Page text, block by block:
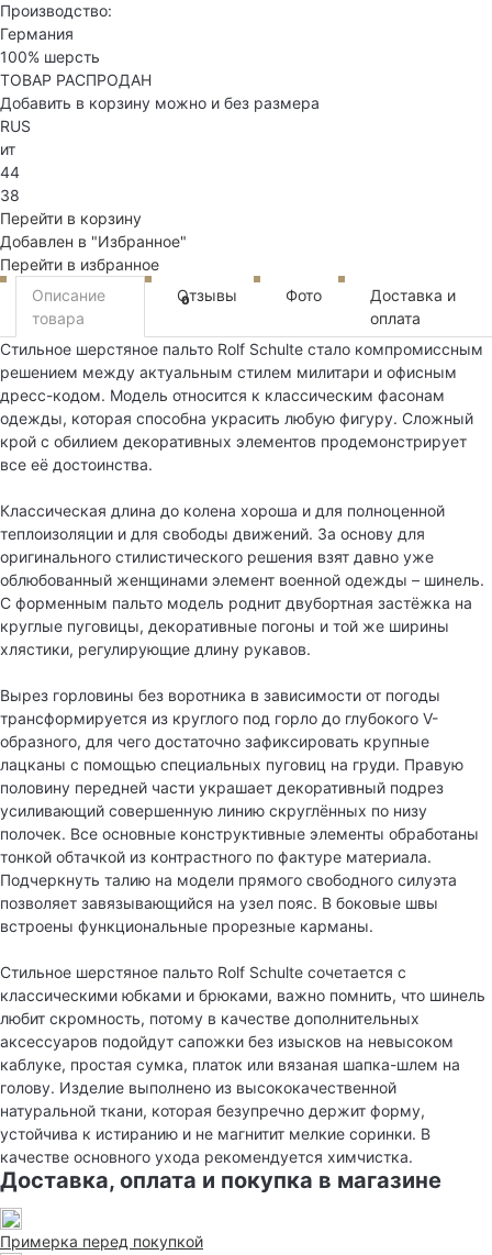
Производство:
Германия
100% шерсть
ТОВАР РАСПРОДАН
Добавить в корзину можно и без размера
RUS
ит
44
38
Перейти в корзину
Добавлен в "Избранное"
Перейти в избранное
Описание
товара
Отзывы
0 Фото
Доставка и
оплата
Стильное шерстяное пальто Rolf Schulte стало компромиссным
решением между актуальным стилем милитари и офисным
дресс-кодом. Модель относится к классическим фасонам
одежды, которая способна украсить любую фигуру. Сложный
крой с обилием декоративных элементов продемонстрирует
все её достоинства.
Классическая длина до колена хороша и для полноценной
теплоизоляции и для свободы движений. За основу для
оригинального стилистического решения взят давно уже
облюбованный женщинами элемент военной одежды – шинель.
С форменным пальто модель роднит двубортная застёжка на
круглые пуговицы, декоративные погоны и той же ширины
хлястики, регулирующие длину рукавов.
Вырез горловины без воротника в зависимости от погоды
трансформируется из круглого под горло до глубокого V-
образного, для чего достаточно зафиксировать крупные
лацканы с помощью специальных пуговиц на груди. Правую
половину передней части украшает декоративный подрез
усиливающий совершенную линию скруглённых по низу
полочек. Все основные конструктивные элементы обработаны
тонкой обтачкой из контрастного по фактуре материала.
Подчеркнуть талию на модели прямого свободного силуэта
позволяет завязывающийся на узел пояс. В боковые швы
встроены функциональные прорезные карманы.
Стильное шерстяное пальто Rolf Schulte сочетается с
классическими юбками и брюками, важно помнить, что шинель
любит скромность, потому в качестве дополнительных
аксессуаров подойдут сапожки без изысков на невысоком
каблуке, простая сумка, платок или вязаная шапка-шлем на
голову. Изделие выполнено из высококачественной
натуральной ткани, которая безупречно держит форму,
устойчива к истиранию и не магнитит мелкие соринки. В
качестве основного ухода рекомендуется химчистка.
Доставка, оплата и покупка в магазине
Примерка перед покупкой